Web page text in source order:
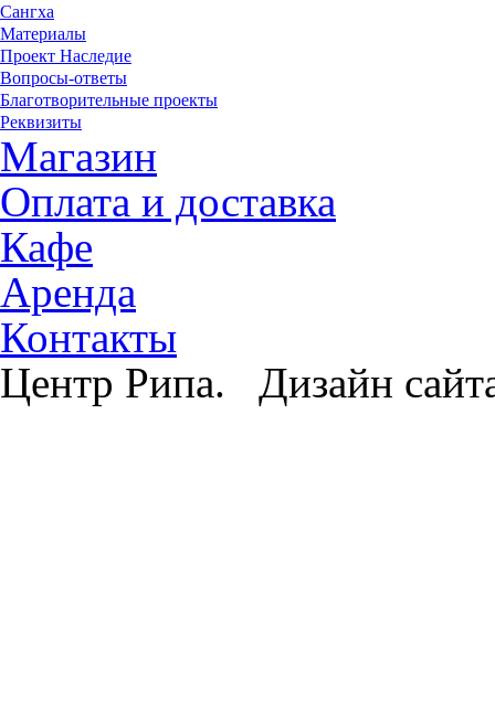
Сангха
Материалы
Проект Наследие
Вопросы-ответы
Благотворительные проекты
Реквизиты
Магазин
Оплата и доставка
Кафе
Аренда
Контакты
Центр Рипа. Дизайн